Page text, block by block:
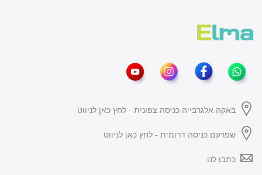
באקה אלגרבייה כניסה צפונית - לחץ כאן לניווט
שפרעם כניסה דרומית - לחץ כאן לניווט
כתבו לנו